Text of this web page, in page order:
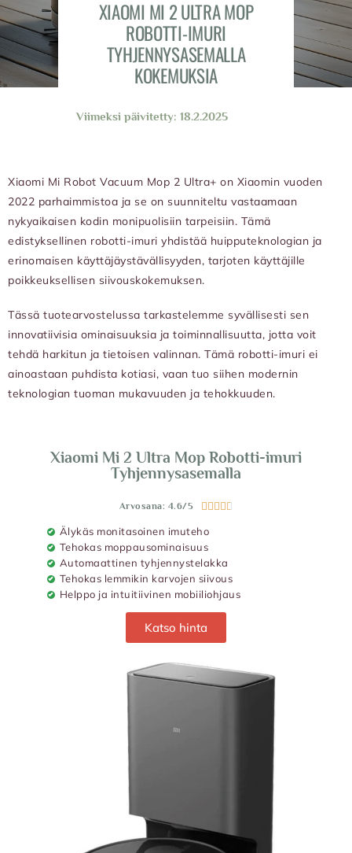
XIAOMI MI 2 ULTRA MOP
ROBOTTI-IMURI
TYHJENNYSASEMALLA
KOKEMUKSIA
Viimeksi päivitetty: 18.2.2025
Xiaomi Mi Robot Vacuum Mop 2 Ultra+ on Xiaomin vuoden
2022 parhaimmistoa ja se on suunniteltu vastaamaan
nykyaikaisen kodin monipuolisiin tarpeisiin. Tämä
edistyksellinen robotti-imuri yhdistää huipputeknologian ja
erinomaisen käyttäjäystävällisyyden, tarjoten käyttäjille
poikkeuksellisen siivouskokemuksen.
Tässä tuotearvostelussa tarkastelemme syvällisesti sen
innovatiivisia ominaisuuksia ja toiminnallisuutta, jotta voit
tehdä harkitun ja tietoisen valinnan. Tämä robotti-imuri ei
ainoastaan puhdista kotiasi, vaan tuo siihen modernin
teknologian tuoman mukavuuden ja tehokkuuden.
Xiaomi Mi 2 Ultra Mop Robotti-imuri
Tyhjennysasemalla
Arvosana: 4.6/5     
Älykäs monitasoinen imuteho
Tehokas moppausominaisuus
Automaattinen tyhjennystelakka
Tehokas lemmikin karvojen siivous
Helppo ja intuitiivinen mobiiliohjaus
Katso hinta